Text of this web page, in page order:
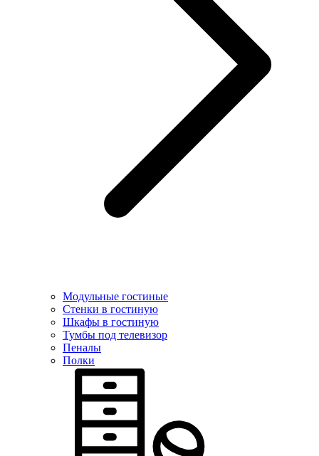
Модульные гостиные
Стенки в гостиную
Шкафы в гостиную
Тумбы под телевизор
Пеналы
Полки